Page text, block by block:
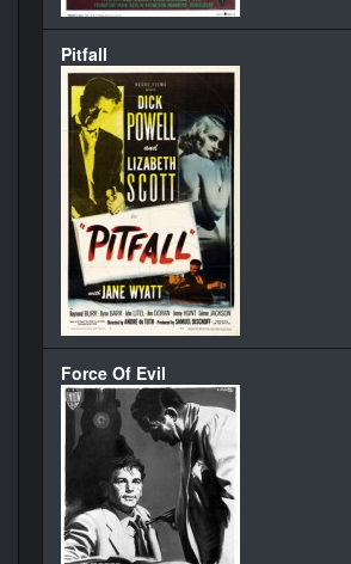
Pitfall
Force Of Evil